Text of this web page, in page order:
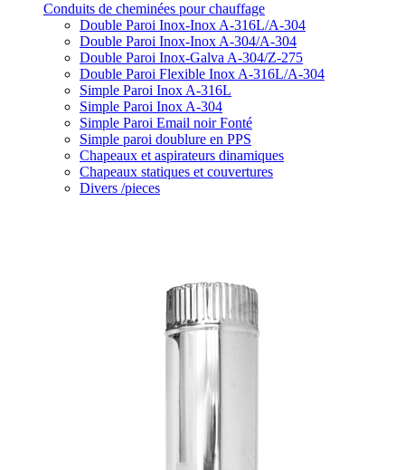
Conduits de cheminées pour chauffage
Double Paroi Inox-Inox A-316L/A-304
Double Paroi Inox-Inox A-304/A-304
Double Paroi Inox-Galva A-304/Z-275
Double Paroi Flexible Inox A-316L/A-304
Simple Paroi Inox A-316L
Simple Paroi Inox A-304
Simple Paroi Email noir Fonté
Simple paroi doublure en PPS
Chapeaux et aspirateurs dinamiques
Chapeaux statiques et couvertures
Divers /pieces